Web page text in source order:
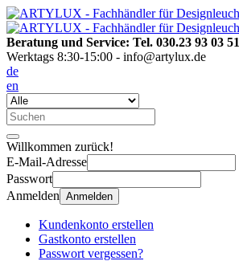
Beratung und Service: Tel. 030.23 93 03 51
Werktags 8:30-15:00 - info@artylux.de
de
en
Willkommen zurück!
E-Mail-Adresse
Passwort
Anmelden Anmelden
Kundenkonto erstellen
Gastkonto erstellen
Passwort vergessen?